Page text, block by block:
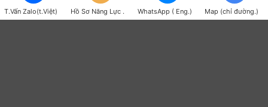
Chính sách bảo mật thông tin
T.Vấn Zalo(t.Việt) Hồ Sơ Năng Lực . WhatsApp ( Eng.) Map (chỉ đường.)